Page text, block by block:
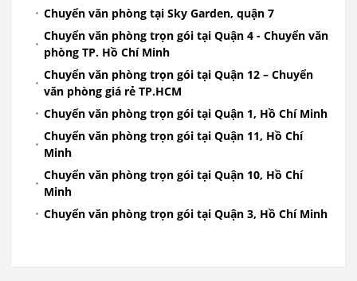
Chuyển văn phòng tại Sky Garden, quận 7
Chuyển văn phòng trọn gói tại Quận 4 - Chuyển văn
phòng TP. Hồ Chí Minh
Chuyển văn phòng trọn gói tại Quận 12 – Chuyển
văn phòng giá rẻ TP.HCM
Chuyển văn phòng trọn gói tại Quận 1, Hồ Chí Minh
Chuyển văn phòng trọn gói tại Quận 11, Hồ Chí
Minh
Chuyển văn phòng trọn gói tại Quận 10, Hồ Chí
Minh
Chuyển văn phòng trọn gói tại Quận 3, Hồ Chí Minh